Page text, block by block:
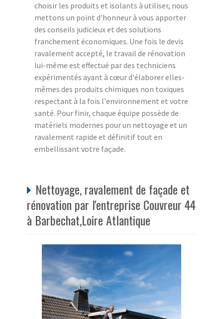
choisir les produits et isolants à utiliser, nous
mettons un point d'honneur à vous apporter
des conseils judicieux et des solutions
franchement économiques. Une fois le devis
ravalement accepté, le travail de rénovation
lui-même est effectué par des techniciens
expérimentés ayant à cœur d'élaborer elles-
mêmes des produits chimiques non toxiques
respectant à la fois l'environnement et votre
santé. Pour finir, chaque équipe possède de
matériels modernes pour un nettoyage et un
ravalement rapide et définitif tout en
embellissant votre façade.
Nettoyage, ravalement de façade et
rénovation par l'entreprise Couvreur 44
à Barbechat,Loire Atlantique